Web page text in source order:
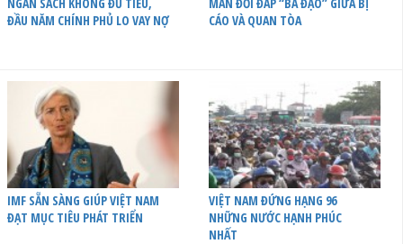
ĐẦU NĂM CHÍNH PHỦ LO VAY NỢ
CÁO VÀ QUAN TÒA
IMF SẴN SÀNG GIÚP VIỆT NAM
ĐẠT MỤC TIÊU PHÁT TRIỂN
VIỆT NAM ĐỨNG HẠNG 96
NHỮNG NƯỚC HẠNH PHÚC
NHẤT